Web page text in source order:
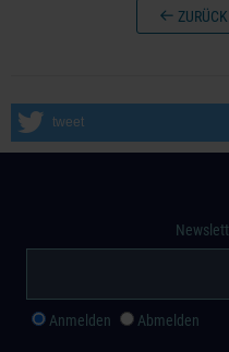
tweet
Anmelden Abmelden